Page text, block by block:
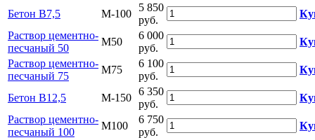
Бетон B7,5
М-100
5 850
руб.
Раствор цементно-
песчаный 50
М50
6 000
руб.
Раствор цементно-
песчаный 75
М75
6 100
руб.
Бетон B12,5 М-150
6 350
руб.
Раствор цементно-
песчаный 100
М100
6 750
руб.